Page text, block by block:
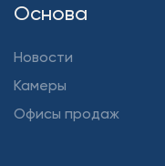
Основа
Новости
Камеры
Офисы продаж